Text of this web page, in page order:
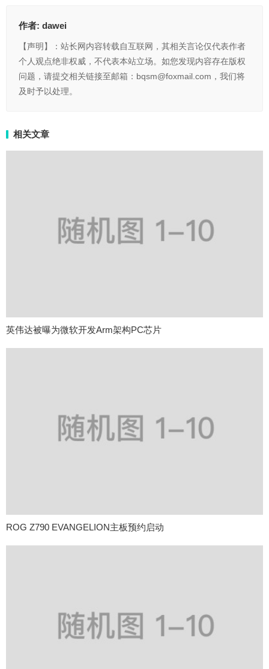
作者: dawei
【声明】：站长网内容转载自互联网，其相关言论仅代表作者
个人观点绝非权威，不代表本站立场。如您发现内容存在版权
问题，请提交相关链接至邮箱：bqsm@foxmail.com，我们将
及时予以处理。
相关文章
英伟达被曝为微软开发Arm架构PC芯片
ROG Z790 EVANGELION主板预约启动